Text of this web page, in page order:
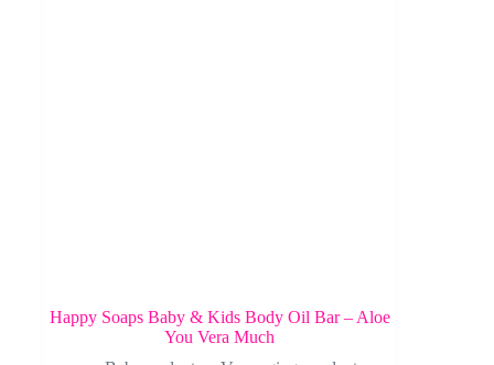
Happy Soaps Baby & Kids Body Oil Bar – Aloe
You Vera Much